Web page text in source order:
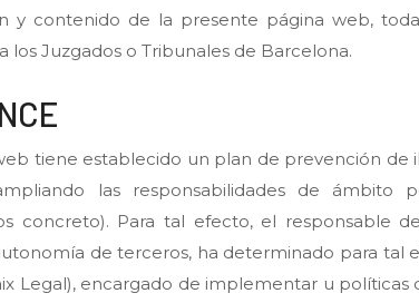
y contenido de la presente página web,
Juzgados o Tribunales de Barcelona.
tiene establecido un plan de prevención de
las responsabilidades de ámbito
concreto). Para tal efecto, el responsable
de terceros, ha determinado para tal
Legal), encargado de implementar u políticas